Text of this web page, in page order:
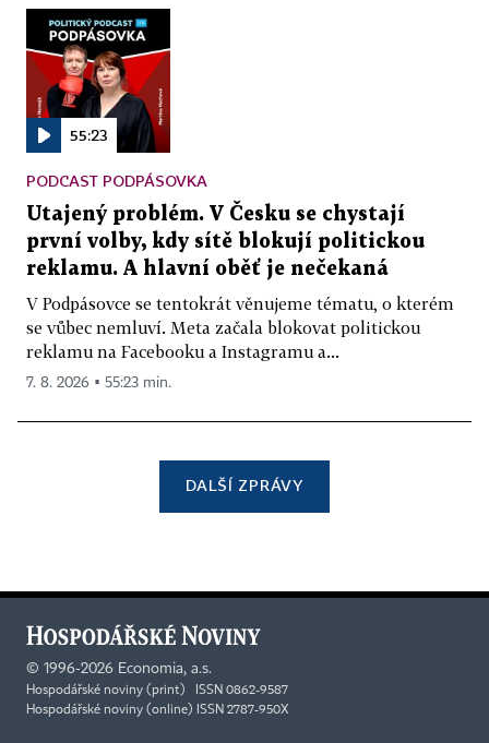
55:23
PODCAST PODPÁSOVKA
Utajený problém. V Česku se chystají
první volby, kdy sítě blokují politickou
reklamu. A hlavní oběť je nečekaná
V Podpásovce se tentokrát věnujeme tématu, o kterém
se vůbec nemluví. Meta začala blokovat politickou
reklamu na Facebooku a Instagramu a...
7. 8. 2026 ▪ 55:23 min.
DALŠÍ ZPRÁVY
© 1996-2026 Economia, a.s.
Hospodářské noviny (print) ISSN 0862-9587
Hospodářské noviny (online) ISSN 2787-950X